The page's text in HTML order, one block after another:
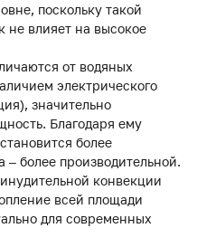
поскольку такой
не влияет на высокое
от водяных
электрического
значительно
Благодаря ему
более
более производительной.
конвекции
всей площади
для современных